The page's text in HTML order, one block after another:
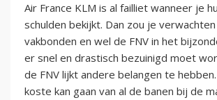
Air France KLM is al failliet wanneer je
schulden bekijkt. Dan zou je
vakbonden en wel de FNV in het
er snel en drastisch bezuinigd moet
de FNV lijkt andere belangen te
koste kan gaan van al de banen bij de